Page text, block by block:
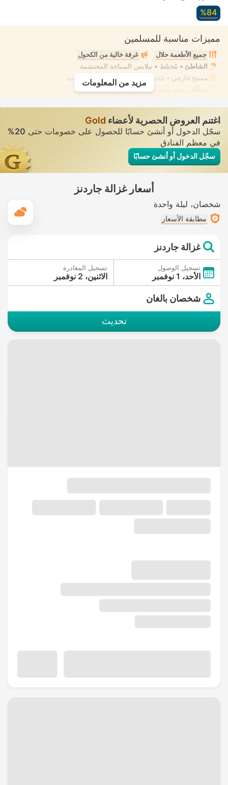
84‏%
مميزات مناسبة للمسلمين
جميع الأطعمة حلال
غرفة خالية من الكحول
الشاطئ • مُختلط • ملابس السباحة المحتشمة
مسبح خارجي • مُختلط • ملابس السباحة المحتشمة
• في جميع الغرف
مزيد من المعلومات
اغتنم العروض الحصرية لأعضاء Gold
سجّل الدخول أو أنشئ حسابًا للحصول على خصومات حتى20%
في معظم الفنادق
سجّل الدخول أو أنشئ حسابًا
أسعار غزالة جاردنز
شخصان ليلة واحدة
مطابقة الأسعار
غزالة جاردنز
تسجيل الوصول
الأحد، 1 نوفمبر
تسجيل المغادرة
الاثنين، 2 نوفمبر
شخصان بالغان
تحديث